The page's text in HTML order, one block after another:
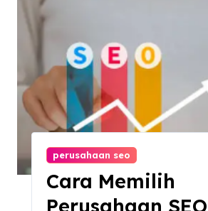
perusahaan seo
Cara Memilih
Perusahaan